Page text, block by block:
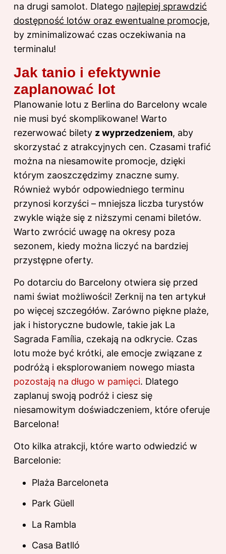
na drugi samolot. Dlatego najlepiej sprawdzić
dostępność lotów oraz ewentualne promocje,
by zminimalizować czas oczekiwania na
terminalu!
Jak tanio i efektywnie
zaplanować lot
Planowanie lotu z Berlina do Barcelony wcale
nie musi być skomplikowane! Warto
rezerwować bilety z wyprzedzeniem, aby
skorzystać z atrakcyjnych cen. Czasami trafić
można na niesamowite promocje, dzięki
którym zaoszczędzimy znaczne sumy.
Również wybór odpowiedniego terminu
przynosi korzyści – mniejsza liczba turystów
zwykle wiąże się z niższymi cenami biletów.
Warto zwrócić uwagę na okresy poza
sezonem, kiedy można liczyć na bardziej
przystępne oferty.
Po dotarciu do Barcelony otwiera się przed
nami świat możliwości! Zerknij na ten artykuł
po więcej szczegółów. Zarówno piękne plaże,
jak i historyczne budowle, takie jak La
Sagrada Família, czekają na odkrycie. Czas
lotu może być krótki, ale emocje związane z
podróżą i eksplorowaniem nowego miasta
pozostają na długo w pamięci. Dlatego
zaplanuj swoją podróż i ciesz się
niesamowitym doświadczeniem, które oferuje
Barcelona!
Oto kilka atrakcji, które warto odwiedzić w
Barcelonie:
Plaża Barceloneta
Park Güell
La Rambla
Casa Batlló